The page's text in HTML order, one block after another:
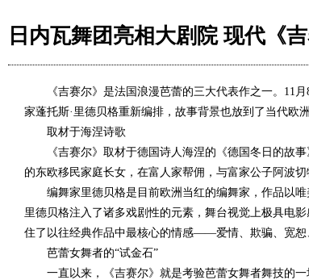
日内瓦舞团亮相大剧院 现代《
《吉赛尔》是法国浪漫芭蕾的三大代表作之一。11月
家蓬托斯·里德贝格重新编排，故事背景也放到了当代欧
取材于海涅诗歌
《吉赛尔》取材于德国诗人海涅的《德国冬日的故事
的东欧移民家庭长女，在富人家帮佣，与富家公子阿波切
编舞家里德贝格是目前欧洲当红的编舞家，作品以唯
里德贝格注入了诸多戏剧性的元素，舞台视觉上极具电
住了以往经典作品中最核心的情感——爱情、欺骗、宽恕
芭蕾女舞者的“试金石”
一直以来，《吉赛尔》就是考验芭蕾女舞者舞技的一